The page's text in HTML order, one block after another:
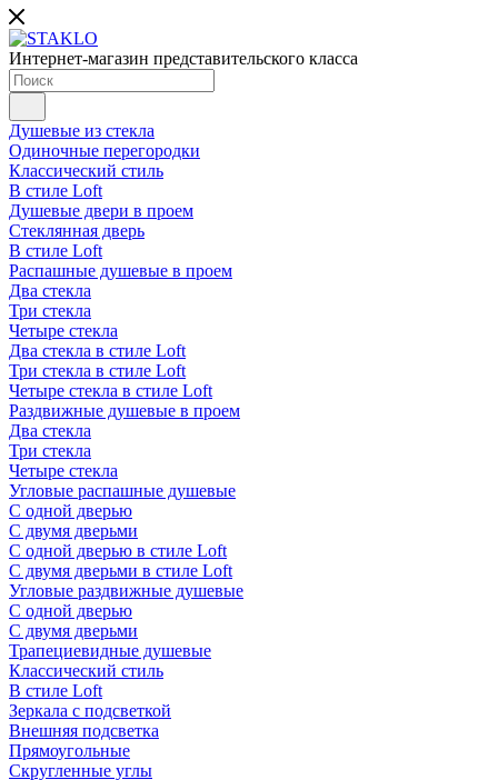
Интернет-магазин представительского класса
Душевые из стекла
Одиночные перегородки
Классический стиль
В стиле Loft
Душевые двери в проем
Стеклянная дверь
В стиле Loft
Распашные душевые в проем
Два стекла
Три стекла
Четыре стекла
Два стекла в стиле Loft
Три стекла в стиле Loft
Четыре стекла в стиле Loft
Раздвижные душевые в проем
Два стекла
Три стекла
Четыре стекла
Угловые распашные душевые
С одной дверью
С двумя дверьми
С одной дверью в стиле Loft
С двумя дверьми в стиле Loft
Угловые раздвижные душевые
С одной дверью
С двумя дверьми
Трапециевидные душевые
Классический стиль
В стиле Loft
Зеркала с подсветкой
Внешняя подсветка
Прямоугольные
Скругленные углы